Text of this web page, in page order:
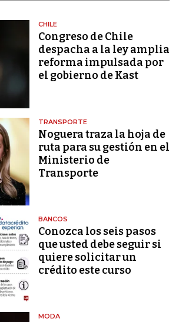
CHILE
Congreso de Chile
despacha a la ley amplia
reforma impulsada por
el gobierno de Kast
TRANSPORTE
Noguera traza la hoja de
ruta para su gestión en el
Ministerio de
Transporte
BANCOS
Conozca los seis pasos
que usted debe seguir si
quiere solicitar un
crédito este curso
MODA